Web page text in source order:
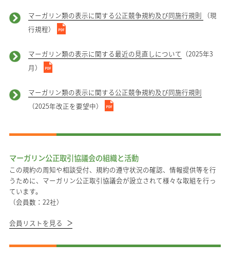
マーガリン類の表示に関する公正競争規約及び同施行規則
（現
行規程）
マーガリン類の表示に関する最近の見直しについて （2025年3
月）
マーガリン類の表示に関する公正競争規約及び同施行規則
（2025年改正を要望中）
マーガリン公正取引協議会の組織と活動
この規約の周知や相談受付、規約の遵守状況の確認、情報提供等を行
うために、マーガリン公正取引協議会が設立されて様々な取組を行っ
ています。
（会員数：22社）
会員リストを見る